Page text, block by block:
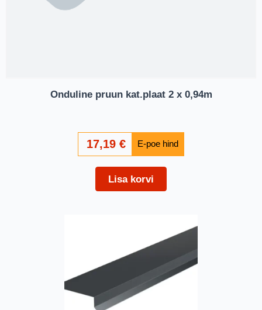
Onduline pruun kat.plaat 2 x 0,94m
17,19 €
Lisa korvi